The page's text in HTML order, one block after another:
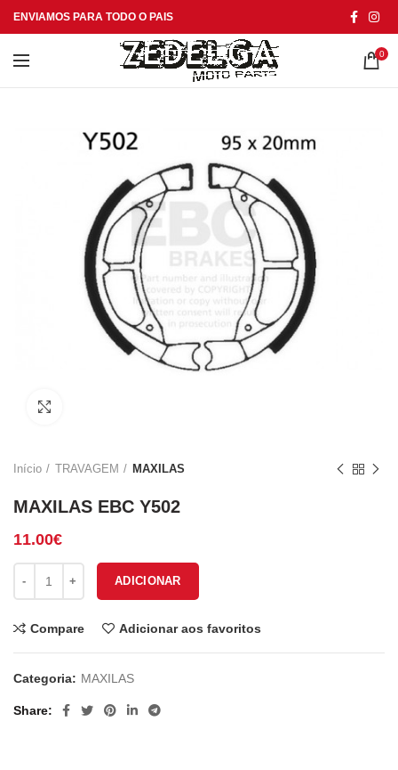
ENVIAMOS PARA TODO O PAIS
0
Início TRAVAGEM MAXILAS
MAXILAS EBC Y502
11.00€
ADICIONAR
Compare Adicionar aos favoritos
Categoria: MAXILAS
Share